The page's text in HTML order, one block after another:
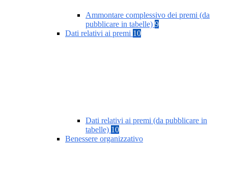
Ammontare complessivo dei premi (da
pubblicare in tabelle) 9
Dati relativi ai premi 10
Dati relativi ai premi (da pubblicare in
tabelle) 10
Benessere organizzativo